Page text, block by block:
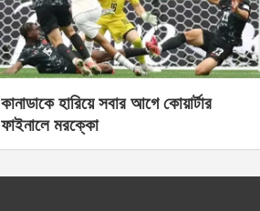
কানাডাকে হারিয়ে সবার আগে কোয়ার্টার
ফাইনালে মরক্কো